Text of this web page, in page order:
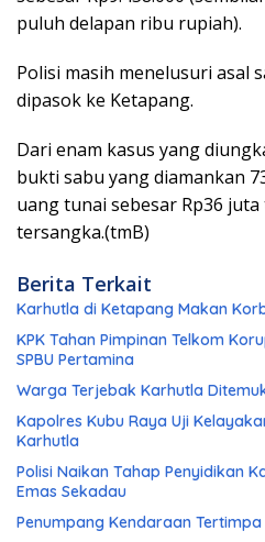
puluh delapan ribu rupiah).
Polisi masih menelusuri asal
dipasok ke Ketapang.
Dari enam kasus yang
bukti sabu yang diamankan
uang tunai sebesar Rp36
tersangka.(tmB)
Berita Terkait
Karhutla di Ketapang Makan
KPK Tahan Pimpinan Telkom
SPBU Pertamina
Warga Terjebak Karhutla
Kapolres Kubu Raya Uji
Karhutla
Polisi Naikan Tahap Penyidikan
Emas Sekadau
Penumpang Kendaraan